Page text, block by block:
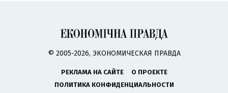
© 2005-2026, ЭКОНОМИЧЕСКАЯ ПРАВДА
РЕКЛАМА НА САЙТЕ
О ПРОЕКТЕ
ПОЛИТИКА КОНФИДЕНЦИАЛЬНОСТИ